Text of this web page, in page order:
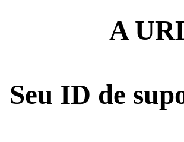
A
Seu ID de